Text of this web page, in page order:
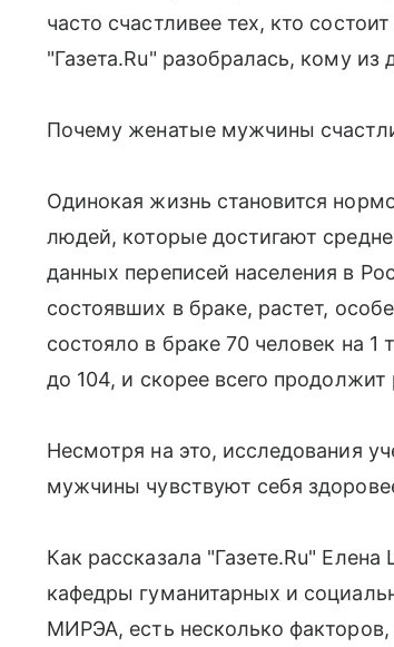
часто счастливее тех, кто
"Газета.Ru" разобралась, кому
Почему женатые мужчины
Одинокая жизнь становится
людей, которые достигают
данных переписей населения в
состоявших в браке, растет,
состояло в браке 70 человек на
до 104, и скорее всего продолжит
Несмотря на это, исследования
мужчины чувствуют себя
Как рассказала "Газете.Ru"
кафедры гуманитарных и
МИРЭА, есть несколько